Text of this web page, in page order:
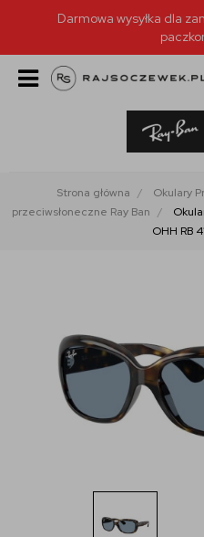
Darmowa wysyłka dla
Strona główna Okulary
przeciwsłoneczne Ray Ban
OHH RB